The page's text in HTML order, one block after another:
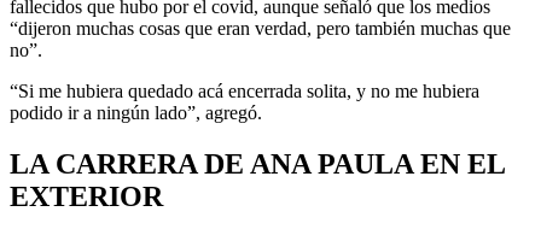
fallecidos que hubo por el covid, aunque señaló que los medios
“dijeron muchas cosas que eran verdad, pero también muchas que
no”.
“Si me hubiera quedado acá encerrada solita, y no me hubiera
podido ir a ningún lado”, agregó.
LA CARRERA DE ANA PAULA EN EL
EXTERIOR